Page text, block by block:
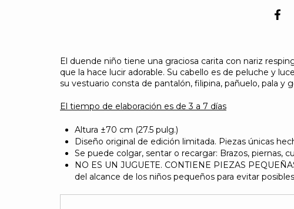
El duende niño tiene una graciosa carita con nariz
que la hace lucir adorable. Su cabello es de peluche y
su vestuario consta de pantalón, filipina, pañuelo, pala y
El tiempo de elaboración es de 3 a 7 días
Altura ±70 cm (27.5 pulg.)
Diseño original de edición limitada. Piezas únicas
Se puede colgar, sentar o recargar: Brazos, piernas,
NO ES UN JUGUETE. CONTIENE PIEZAS
del alcance de los niños pequeños para evitar